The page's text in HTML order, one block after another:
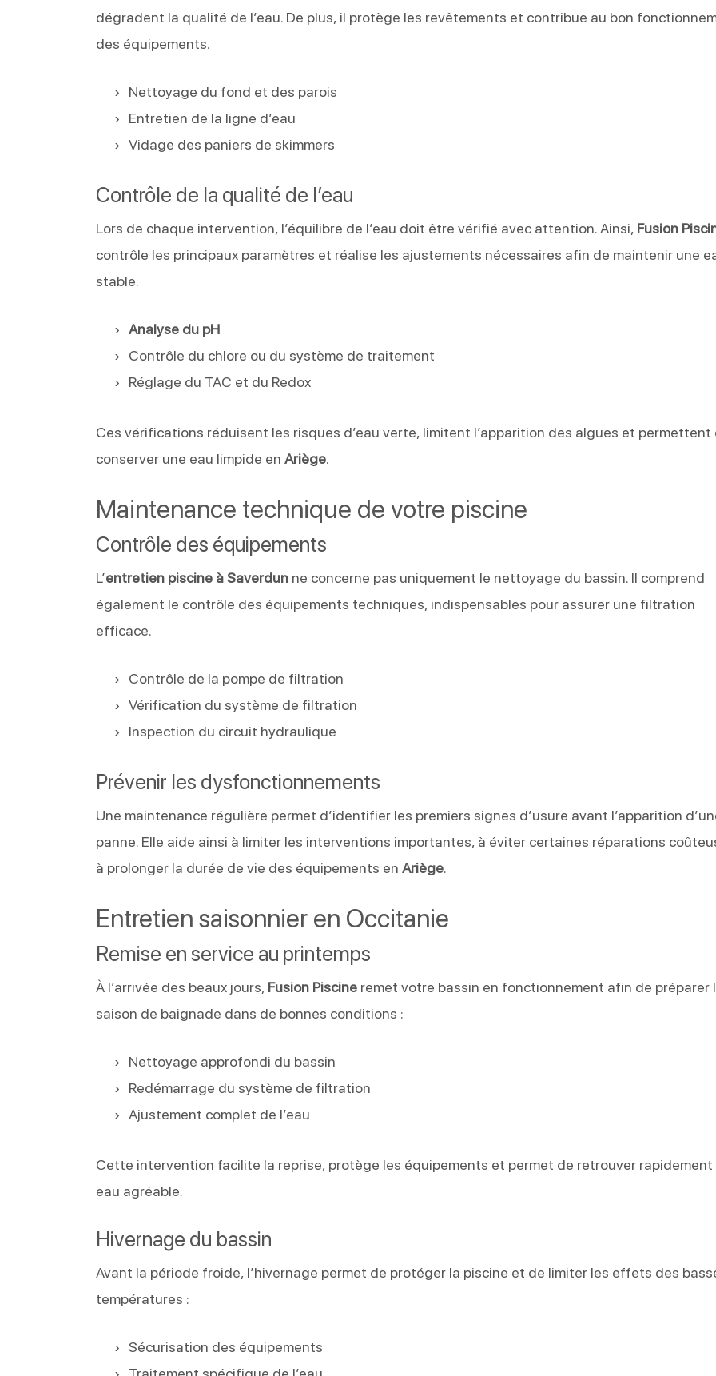
dégradent la qualité de l’eau. De plus, il protège les revêtements et contribue au bon
des équipements.
Nettoyage du fond et des parois
Entretien de la ligne d’eau
Vidage des paniers de skimmers
Contrôle de la qualité de l’eau
Lors de chaque intervention, l’équilibre de l’eau doit être vérifié avec attention. Ainsi, Fusion
contrôle les principaux paramètres et réalise les ajustements nécessaires afin de maintenir une
stable.
Analyse du pH
Contrôle du chlore ou du système de traitement
Réglage du TAC et du Redox
Ces vérifications réduisent les risques d’eau verte, limitent l’apparition des algues et permettent
conserver une eau limpide enAriège.
Maintenance technique de votre piscine
Contrôle des équipements
L’entretien piscine à Saverdun ne concerne pas uniquement le nettoyage du bassin. Il comprend
également le contrôle des équipements techniques, indispensables pour assurer une filtration
efficace.
Contrôle de la pompe de filtration
Vérification du système de filtration
Inspection du circuit hydraulique
Prévenir les dysfonctionnements
Une maintenance régulière permet d’identifier les premiers signes d’usure avant l’apparition
panne. Elle aide ainsi à limiter les interventions importantes, à éviter certaines réparations
à prolonger la durée de vie des équipements enAriège.
Entretien saisonnier en Occitanie
Remise en service au printemps
À l’arrivée des beaux jours, Fusion Piscine remet votre bassin en fonctionnement afin de préparer
saison de baignade dans de bonnes conditions :
Nettoyage approfondi du bassin
Redémarrage du système de filtration
Ajustement complet de l’eau
Cette intervention facilite la reprise, protège les équipements et permet de retrouver rapidement
eau agréable.
Hivernage du bassin
Avant la période froide, l’hivernage permet de protéger la piscine et de limiter les effets des
températures :
Sécurisation des équipements